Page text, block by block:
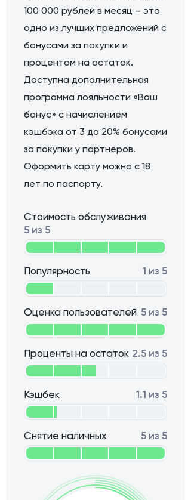
100 000 рублей в месяц – это
одно из лучших предложений с
бонусами за покупки и
процентом на остаток.
Доступна дополнительная
программа лояльности «Ваш
бонус» с начислением
кэшбэка от 3 до 20% бонусами
за покупки у партнеров.
Оформить карту можно с 18
лет по паспорту.
Проценты на остаток 2.5 из 5
Кэшбек 1.1 из 5
Снятие наличных 5 из 5
Стоимость обслуживания
5 из 5
Популярность 1 из 5
Оценка пользователей 5 из 5